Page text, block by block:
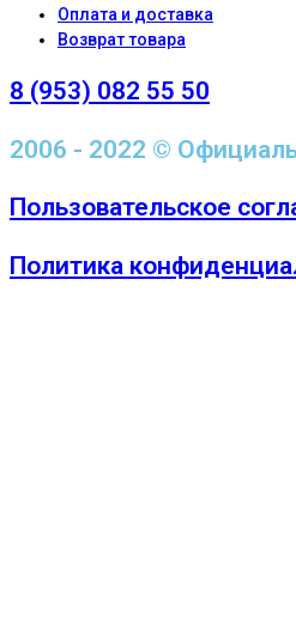
Оплата и доставка
Возврат товара
8 (953) 082 55 50
2006 - 2022 ©
Пользовательское
Политика